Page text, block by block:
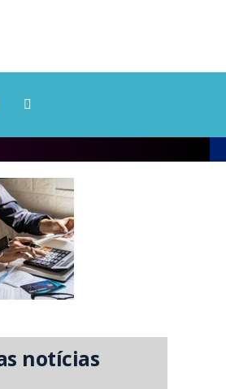
notícias